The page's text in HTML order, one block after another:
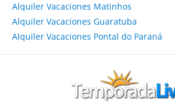
Alquiler Vacaciones Matinhos
Alquiler Vacaciones Guaratuba
Alquiler Vacaciones Pontal do Paraná